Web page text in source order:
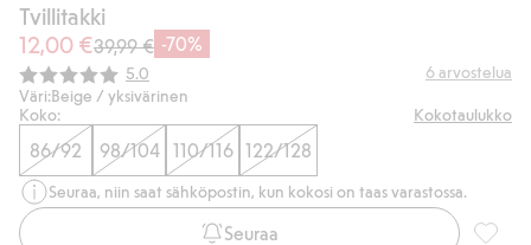
Tvillitakki
12,00 €39,99 € -70%
Keskimääräinen luokitus:
5.0 6 arvostelua
Väri:Beige / yksivärinen
Koko:
Kokotaulukko
86/92 98/104 110/116 122/128
Seuraa, niin saat sähköpostin, kun kokosi on taas varastossa.
Seuraa